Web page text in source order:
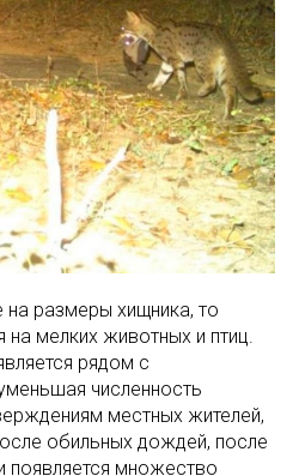
на размеры хищника, то
на мелких животных и птиц.
рядом с
численность
местных жителей,
обильных дождей, после
появляется множество